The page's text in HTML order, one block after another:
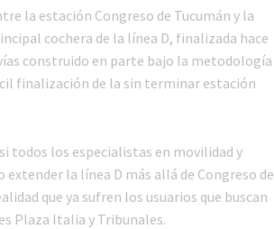
la estación Congreso de Tucumán y la
cochera de la línea D, finalizada hace
construido en parte bajo la metodología
finalización de la sin terminar estación
todos los especialistas en movilidad y
la línea D más allá de Congreso de
que ya sufren los usuarios que buscan
Plaza Italia y Tribunales.